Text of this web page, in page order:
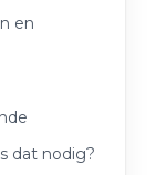
en
dat nodig?